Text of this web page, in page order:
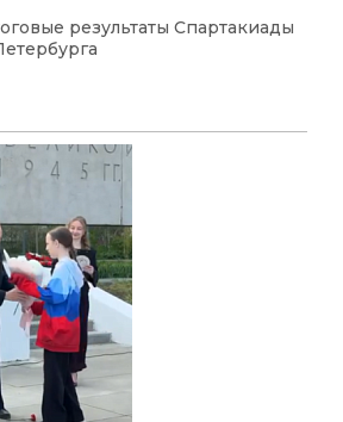
результаты Спартакиады